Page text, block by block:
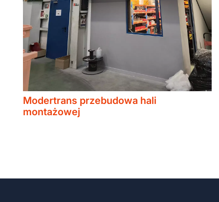
Modertrans przebudowa hali
montażowej